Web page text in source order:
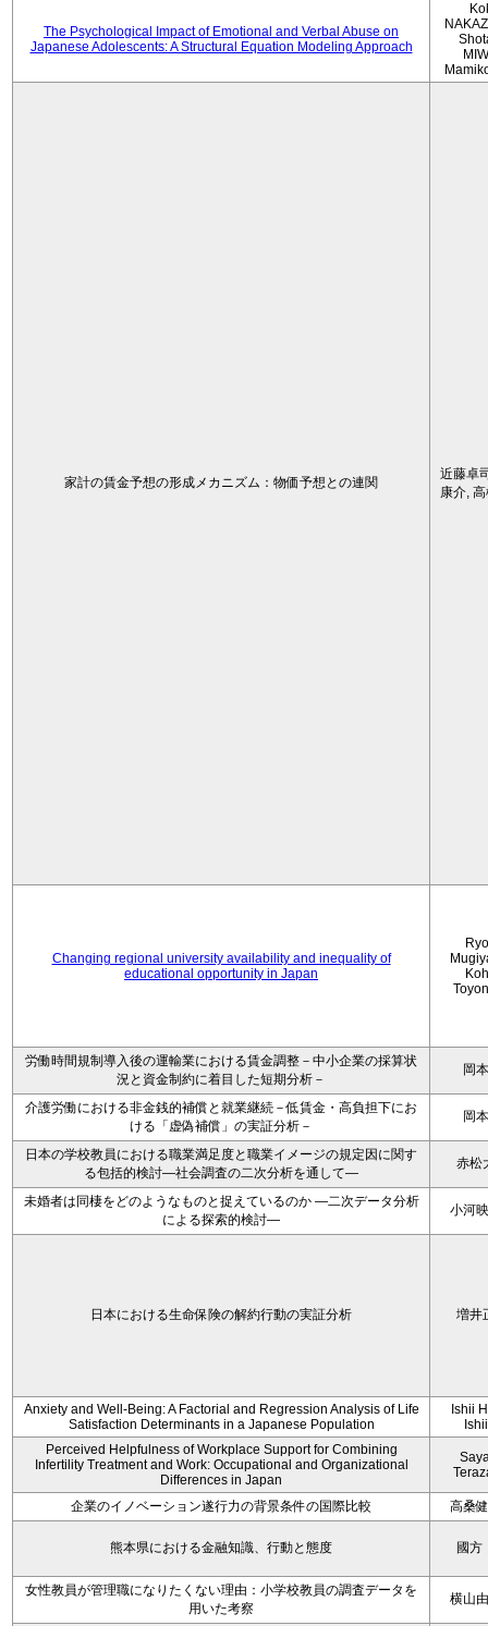
The Psychological Impact of Emotional and Verbal Abuse on
Japanese Adolescents: A Structural Equation Modeling Approach
家計の賃金予想の形成メカニズム：物価予想との連関
近藤卓
康介,
Changing regional university availability and inequality of
educational opportunity in Japan
労働時間規制導入後の運輸業における賃金調整－中小企業の採算状
況と資金制約に着目した短期分析－
岡
介護労働における非金銭的補償と就業継続－低賃金・高負担下にお
ける「虚偽補償」の実証分析－
岡
日本の学校教員における職業満足度と職業イメージの規定因に関す
る包括的検討―社会調査の二次分析を通して―
赤松
未婚者は同棲をどのようなものと捉えているのか —二次データ分析
による探索的検討—
小河
日本における生命保険の解約行動の実証分析 増井
Anxiety and Well-Being: A Factorial and Regression Analysis of Life
Satisfaction Determinants in a Japanese Population
Ishii
Perceived Helpfulness of Workplace Support for Combining
Infertility Treatment and Work: Occupational and Organizational
Differences in Japan
企業のイノベーション遂行力の背景条件の国際比較 高桑
熊本県における金融知識、行動と態度 國
女性教員が管理職になりたくない理由：小学校教員の調査データを
用いた考察
横山